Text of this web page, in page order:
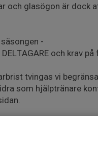
och glasögon är dock
-
och krav
tvingas vi
som hjälptränare
nya cyklister som
grupp innan.